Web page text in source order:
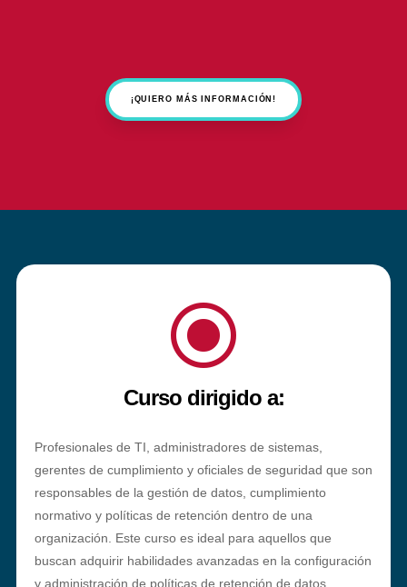
¡QUIERO MÁS INFORMACIÓN!
\
Curso dirigido a:
Profesionales de TI, administradores de sistemas,
gerentes de cumplimiento y oficiales de seguridad que son
responsables de la gestión de datos, cumplimiento
normativo y políticas de retención dentro de una
organización. Este curso es ideal para aquellos que
buscan adquirir habilidades avanzadas en la configuración
y administración de políticas de retención de datos,